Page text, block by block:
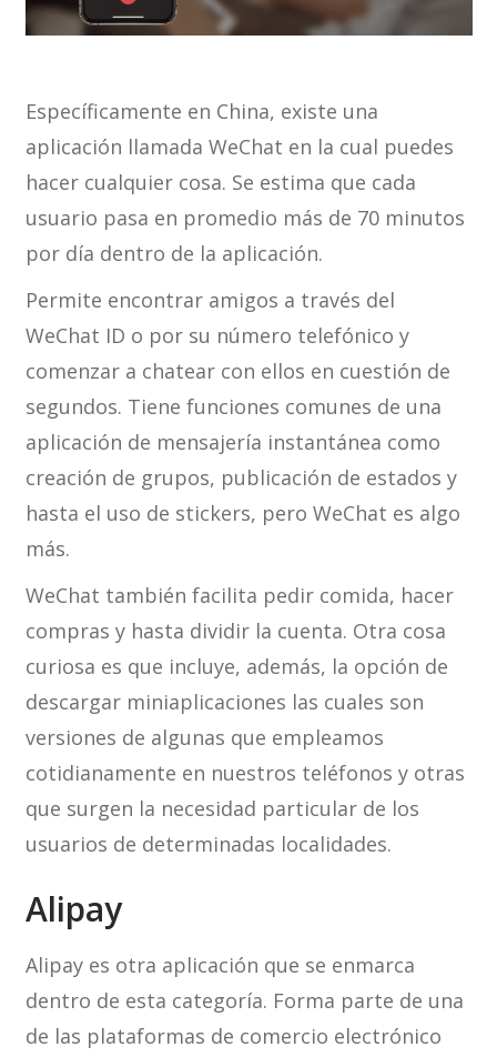
Específicamente en China, existe una
aplicación llamada WeChat en la cual puedes
hacer cualquier cosa. Se estima que cada
usuario pasa en promedio más de 70 minutos
por día dentro de la aplicación.
Permite encontrar amigos a través del
WeChat ID o por su número telefónico y
comenzar a chatear con ellos en cuestión de
segundos. Tiene funciones comunes de una
aplicación de mensajería instantánea como
creación de grupos, publicación de estados y
hasta el uso de stickers, pero WeChat es algo
más.
WeChat también facilita pedir comida, hacer
compras y hasta dividir la cuenta. Otra cosa
curiosa es que incluye, además, la opción de
descargar miniaplicaciones las cuales son
versiones de algunas que empleamos
cotidianamente en nuestros teléfonos y otras
que surgen la necesidad particular de los
usuarios de determinadas localidades.
Alipay
Alipay es otra aplicación que se enmarca
dentro de esta categoría. Forma parte de una
de las plataformas de comercio electrónico